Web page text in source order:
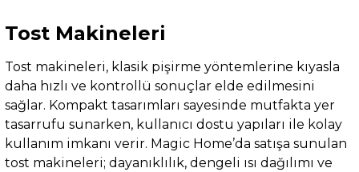
Tost Makineleri
Tost makineleri, klasik pişirme yöntemlerine kıyasla
daha hızlı ve kontrollü sonuçlar elde edilmesini
sağlar. Kompakt tasarımları sayesinde mutfakta yer
tasarrufu sunarken, kullanıcı dostu yapıları ile kolay
kullanım imkanı verir. Magic Home’da satışa sunulan
tost makineleri; dayanıklılık, dengeli ısı dağılımı ve